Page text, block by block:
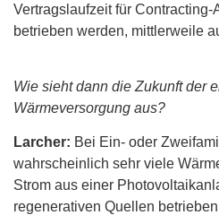
Vertragslaufzeit für Contracting-
betrieben werden, mittlerweile
Wie sieht dann die Zukunft der
Wärmeversorgung aus?
Larcher: Bei Ein- oder
wahrscheinlich sehr viele
Strom aus einer
regenerativen Quellen